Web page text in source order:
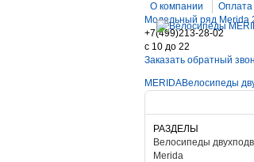
О компании Оплата
Модельный ряд Merida
+7(499)213-28-02
c 10 до 22
Заказать обратный
MERIDAВелосипеды
РАЗДЕЛЫ
Велосипеды
Merida